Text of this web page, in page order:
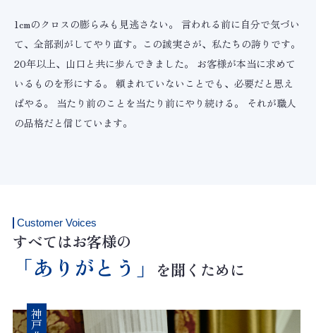
1cmのクロスの膨らみも見逃さない。 言われる前に自分で気づい
て、全部剥がしてやり直す。この誠実さが、私たちの誇りです。
20年以上、山口と共に歩んできました。 お客様が本当に求めて
いるものを形にする。 頼まれていないことでも、必要だと思え
ばやる。 当たり前のことを当たり前にやり続ける。 それが職人
の品格だと信じています。
Customer Voices
すべてはお客様の
「ありがとう」 を聞くために